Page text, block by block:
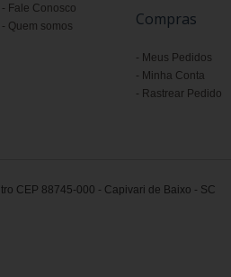
Fale Conosco
Quem somos
Compras
Meus Pedidos
Minha Conta
Rastrear Pedido
CEP 88745-000 - Capivari de Baixo - SC